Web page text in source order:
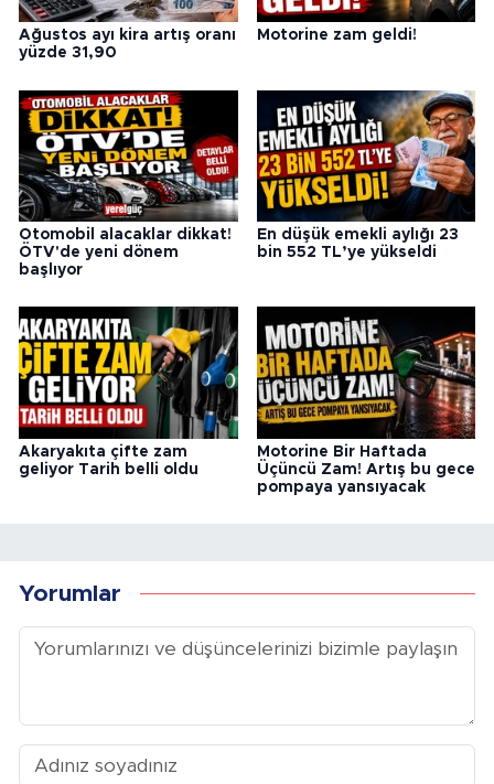
Ağustos ayı kira artış oranı
yüzde 31,90
Motorine zam geldi!
Otomobil alacaklar dikkat!
ÖTV'de yeni dönem
başlıyor
En düşük emekli aylığı 23
bin 552 TL’ye yükseldi
Akaryakıta çifte zam
geliyor Tarih belli oldu
Motorine Bir Haftada
Üçüncü Zam! Artış bu gece
pompaya yansıyacak
Yorumlar